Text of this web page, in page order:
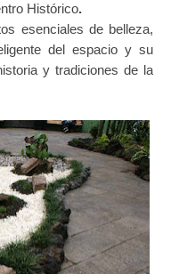
Histórico.
esenciales de belleza,
del espacio y su
y tradiciones de la